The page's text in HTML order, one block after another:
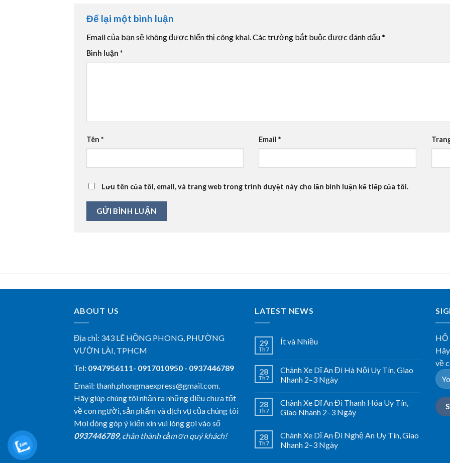
Để lại một bình luận
Email của bạn sẽ không được hiển thị công khai.Các trường bắt buộc được đánh dấu*
Bình luận *
Tên * Email*
Lưu tên của tôi, email, và trang web trong trình duyệt này cho lần bình luận kế tiếp của tôi.
ABOUT US
Địa chỉ: 343 LÊ HỒNG PHONG, PHƯỜNG
VƯỜN LÀI, TPHCM
Tel: 0947956111- 0917010950 - 0937446789
Email: thanh.phongmaexpress@gmail.com.
Hãy giúp chúng tôi nhận ra những điều chưa tốt
về con người, sản phẩm và dịch vụ của chúng tôi
Mọi đóng góp ý kiến xin vui lòng gọi vào số
0937446789, chân thành cảm ơn quý khách!
LATEST NEWS
29
Th7
Ít và Nhiều
28
Th7
Chành Xe Dĩ An Đi Hà Nội Uy Tín, Giao
Nhanh 2–3 Ngày
28
Th7
Chành Xe Dĩ An Đi Thanh Hóa Uy Tín,
Giao Nhanh 2–3 Ngày
28
Th7
Chành Xe Dĩ An Đi Nghệ An Uy Tín, Giao
Nhanh 2–3 Ngày
HỖ
về